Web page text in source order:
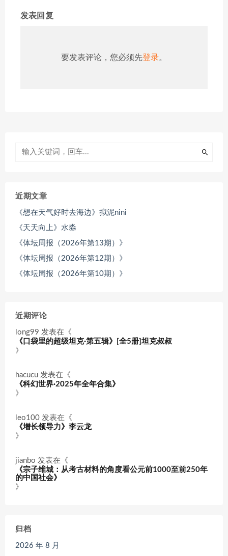
发表回复
要发表评论，您必须先登录。
近期文章
《想在天气好时去海边》拟泥nini
《天天向上》水淼
《体坛周报（2026年第13期）》
《体坛周报（2026年第12期）》
《体坛周报（2026年第10期）》
近期评论
long99 发表在《
《口袋里的超级坦克·第五辑》[全5册]坦克叔叔
》
hacucu 发表在《
《科幻世界·2025年全年合集》
》
leo100 发表在《
《增长领导力》李云龙
》
jianbo 发表在《
《宗子维城：从考古材料的角度看公元前1000至前250年
的中国社会》
》
归档
2026 年 8 月